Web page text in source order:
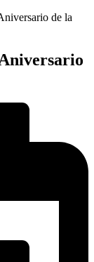
de la